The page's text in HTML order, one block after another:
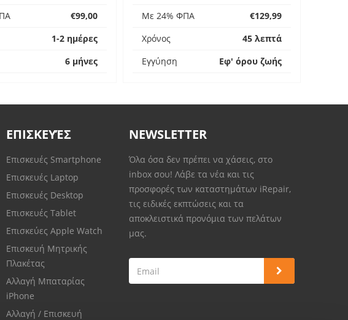
€99,00
1-2 ημέρες
6 μήνες
Με 24% ΦΠΑ
€129,99
Χρόνος
45 λεπτά
Εγγύηση
Εφ' όρου ζωής
ΕΠΙΣΚΕΥΈΣ
Επισκευές Smartphone
Επισκευές Laptop
Επισκευές Desktop
Επισκευές Tablet
Επισκεύες Apple Watch
Επισκευή Μητρικής
Πλακέτας
Αλλαγή Μπαταρίας
iPhone
Αλλαγή / Επισκευή
NEWSLETTER
Όλα όσα δεν πρέπει να χάσεις, στο
inbox σου! Λάβε τα νέα και τις
προσφορές των καταστημάτων iRepair,
τις ειδικές εκπτώσεις και τα
αποκλειστικά προνόμια των πελάτων
μας.